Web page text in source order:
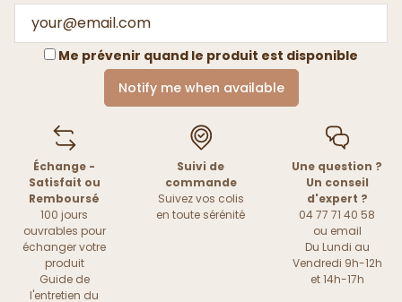
Me prévenir quand le produit est disponible
Notify me when available
Échange -
Satisfait ou
Remboursé
100 jours
ouvrables pour
échanger votre
produit
Guide de
l'entretien du
Suivi de
commande
Suivez vos colis
en toute sérénité
Une question ?
Un conseil
d'expert ?
04 77 71 40 58
ou email
Du Lundi au
Vendredi 9h-12h
et 14h-17h